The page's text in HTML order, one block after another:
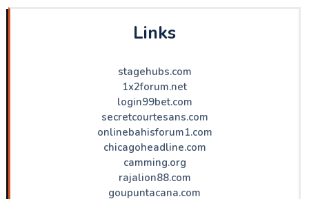
Links
stagehubs.com
1x2forum.net
login99bet.com
secretcourtesans.com
onlinebahisforum1.com
chicagoheadline.com
camming.org
rajalion88.com
goupuntacana.com